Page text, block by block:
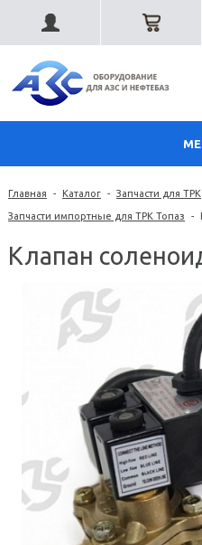
Главная - Каталог - Запчасти для ТРК
Запчасти импортные для ТРК Топаз -
Клапан